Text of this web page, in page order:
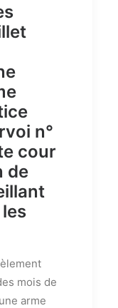
n°
cour
de
mois de
arme